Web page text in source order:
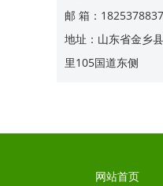
邮 箱：
地址：山东省金乡
里105国道东侧
网站首页